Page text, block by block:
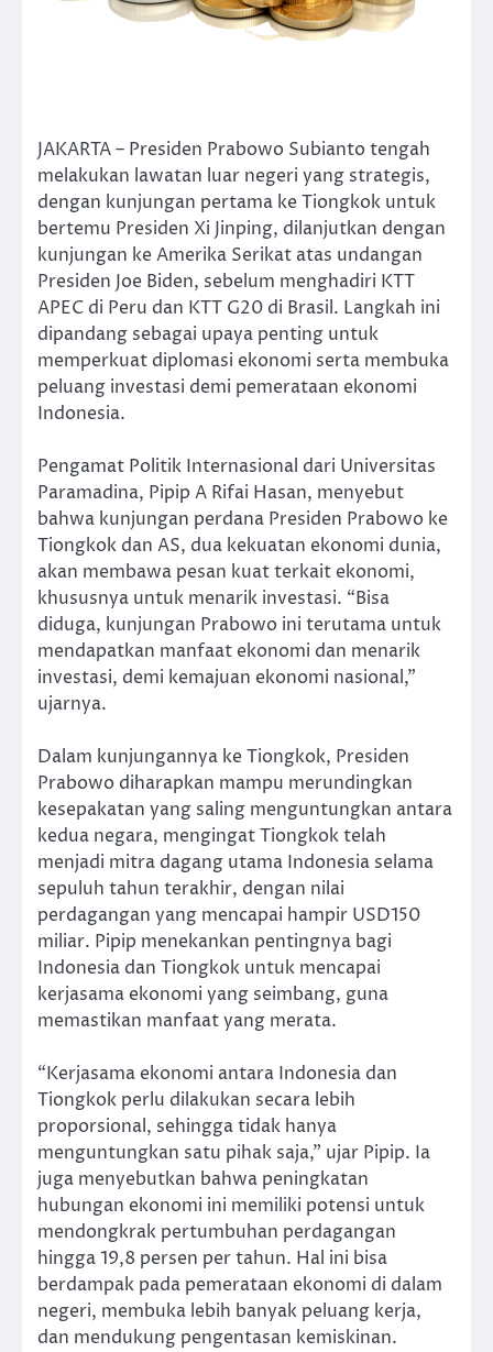
JAKARTA – Presiden Prabowo Subianto tengah
melakukan lawatan luar negeri yang strategis,
dengan kunjungan pertama ke Tiongkok untuk
bertemu Presiden Xi Jinping, dilanjutkan dengan
kunjungan ke Amerika Serikat atas undangan
Presiden Joe Biden, sebelum menghadiri KTT
APEC di Peru dan KTT G20 di Brasil. Langkah ini
dipandang sebagai upaya penting untuk
memperkuat diplomasi ekonomi serta membuka
peluang investasi demi pemerataan ekonomi
Indonesia.
Pengamat Politik Internasional dari Universitas
Paramadina, Pipip A Rifai Hasan, menyebut
bahwa kunjungan perdana Presiden Prabowo ke
Tiongkok dan AS, dua kekuatan ekonomi dunia,
akan membawa pesan kuat terkait ekonomi,
khususnya untuk menarik investasi. “Bisa
diduga, kunjungan Prabowo ini terutama untuk
mendapatkan manfaat ekonomi dan menarik
investasi, demi kemajuan ekonomi nasional,”
ujarnya.
Dalam kunjungannya ke Tiongkok, Presiden
Prabowo diharapkan mampu merundingkan
kesepakatan yang saling menguntungkan antara
kedua negara, mengingat Tiongkok telah
menjadi mitra dagang utama Indonesia selama
sepuluh tahun terakhir, dengan nilai
perdagangan yang mencapai hampir USD150
miliar. Pipip menekankan pentingnya bagi
Indonesia dan Tiongkok untuk mencapai
kerjasama ekonomi yang seimbang, guna
memastikan manfaat yang merata.
“Kerjasama ekonomi antara Indonesia dan
Tiongkok perlu dilakukan secara lebih
proporsional, sehingga tidak hanya
menguntungkan satu pihak saja,” ujar Pipip. Ia
juga menyebutkan bahwa peningkatan
hubungan ekonomi ini memiliki potensi untuk
mendongkrak pertumbuhan perdagangan
hingga 19,8 persen per tahun. Hal ini bisa
berdampak pada pemerataan ekonomi di dalam
negeri, membuka lebih banyak peluang kerja,
dan mendukung pengentasan kemiskinan.